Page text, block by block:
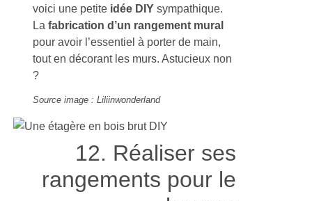
voici une petite idée DIY sympathique.
La fabrication d’un rangement mural
pour avoir l’essentiel à porter de main,
tout en décorant les murs. Astucieux non
?
Source image : Liliinwonderland
12. Réaliser ses
rangements pour le